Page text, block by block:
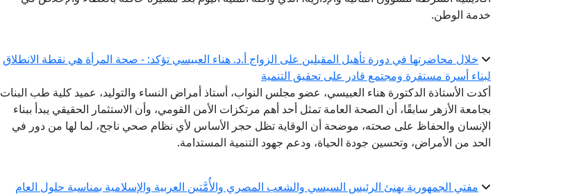
خدمة الوطن.
خلال محاضرتها في دورة تأهيل المقبلين على الزواج أ.د. هناء العبيسي تؤكد: - صحة المرأة هي نقطة الانطلاق
لبناء أسرة مستقرة ومجتمع قادر على تحقيق التنمية
أكدت الأستاذة الدكتورة هناء العبيسي، عضو مجلس النواب، أستاذ أمراض النساء والتوليد، عميد كلية طب البنات
بجامعة الأزهر سابقًا، أن الصحة العامة تمثل أحد أهم مرتكزات الأمن القومي، وأن الاستثمار الحقيقي يبدأ ببناء
الإنسان والحفاظ على صحته، موضحة أن الوقاية تظل حجر الأساس لأي نظام صحي ناجح، لما لها من دور في
الحد من الأمراض، وتحسين جودة الحياة، ودعم جهود التنمية المستدامة.
مفتي الجمهورية يهنئ الرئيس السيسي والشعب المصري والأُمَّتين العربية والإسلامية بمناسبة حلول العام